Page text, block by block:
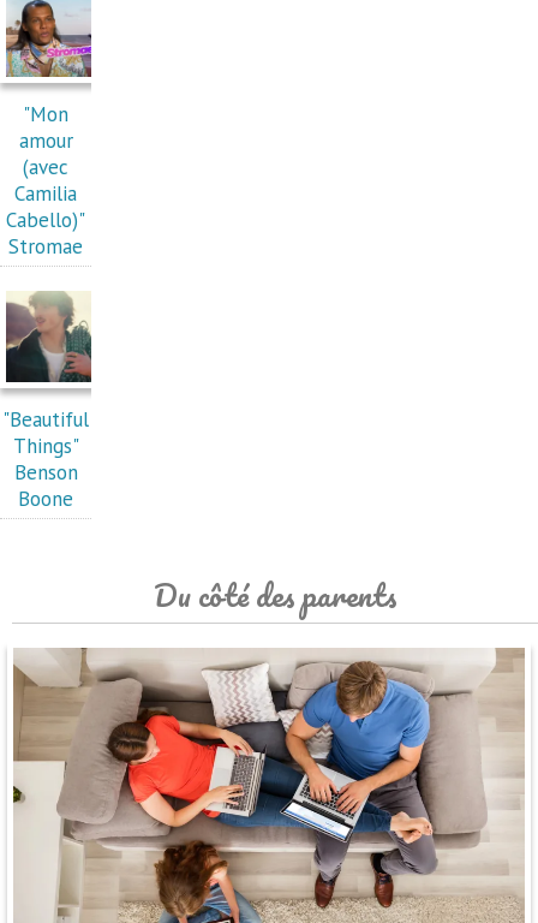
"Mon
amour
(avec
Camilia
Cabello)"
Stromae
"Beautiful
Things"
Benson
Boone
Du côté des parents